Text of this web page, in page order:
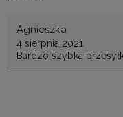
Agnieszka
4 sierpnia 2021
Bardzo szybka